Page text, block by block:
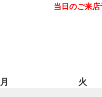
当日のご来
月 火